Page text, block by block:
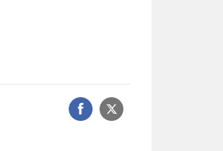
Facebook
Sosyal